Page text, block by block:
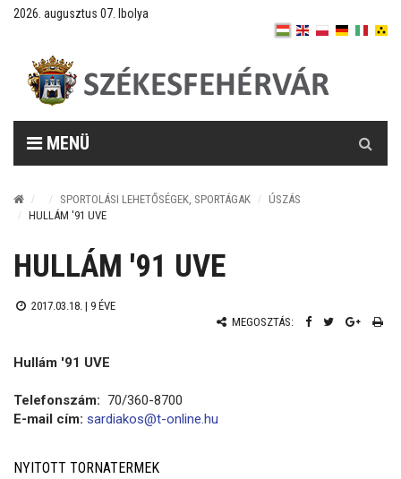
2026. augusztus 07. Ibolya
MENÜ
SPORTOLÁSI LEHETŐSÉGEK, SPORTÁGAK
ÚSZÁS
HULLÁM '91 UVE
HULLÁM '91 UVE
2017.03.18. | 9 ÉVE
MEGOSZTÁS:
Hullám '91 UVE
Telefonszám: 70/360-8700
E-mail cím: sardiakos@t-online.hu
NYITOTT TORNATERMEK